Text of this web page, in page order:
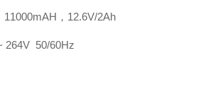
，12.6V/2Ah
264V 50/60Hz